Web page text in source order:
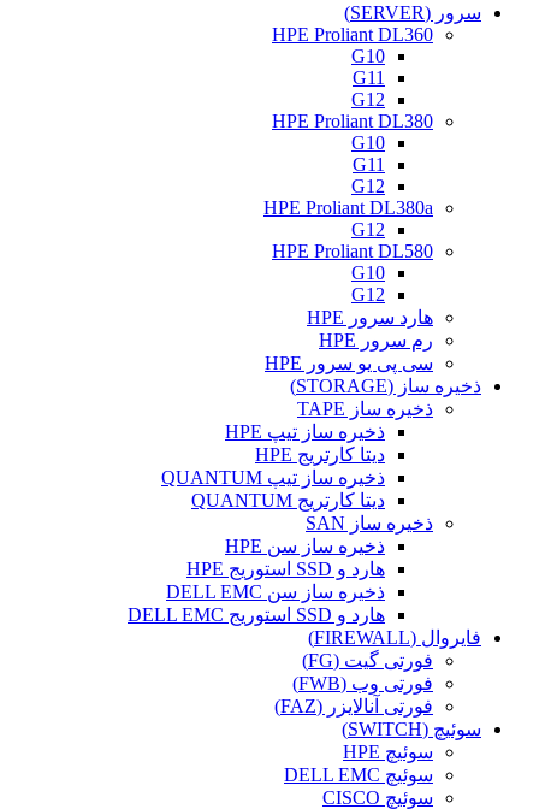
سرور (SERVER)
HPE Proliant DL360
G10
G11
G12
HPE Proliant DL380
G10
G11
G12
HPE Proliant DL380a
G12
HPE Proliant DL580
G10
G12
هارد سرور HPE
رم سرور HPE
سی پی یو سرور HPE
ذخیره ساز (STORAGE)
ذخیره ساز TAPE
ذخیره ساز تیپ HPE
دیتا کارتریج HPE
ذخیره ساز تیپ QUANTUM
دیتا کارتریج QUANTUM
ذخیره ساز SAN
ذخیره ساز سن HPE
هارد و SSD استوریج HPE
ذخیره ساز سن DELL EMC
هارد و SSD استوریج DELL EMC
فایروال (FIREWALL)
فورتی گیت (FG)
فورتی وب (FWB)
فورتی آنالایزر (FAZ)
سوئیچ (SWITCH)
سوئیچ HPE
سوئیچ DELL EMC
سوئیچ CISCO